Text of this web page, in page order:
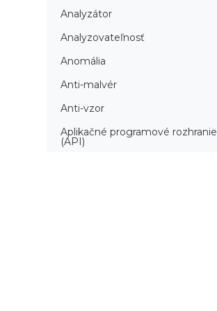
Analyzátor
Analyzovateľnosť
Anomália
Anti-malvér
Anti-vzor
Aplikačné programové rozhranie
(API)